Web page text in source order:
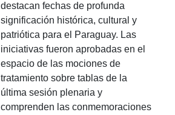
destacan fechas de profunda
significación histórica, cultural y
patriótica para el Paraguay. Las
iniciativas fueron aprobadas en el
espacio de las mociones de
tratamiento sobre tablas de la
última sesión plenaria y
comprenden las conmemoraciones